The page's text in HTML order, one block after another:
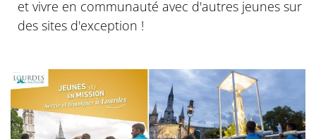
et vivre en communauté avec d'autres jeunes sur
des sites d'exception !